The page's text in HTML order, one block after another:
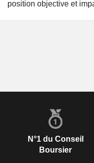
position objective et
N°1 du Conseil
Boursier